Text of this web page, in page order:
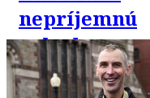
nepríjemnú
nehodu